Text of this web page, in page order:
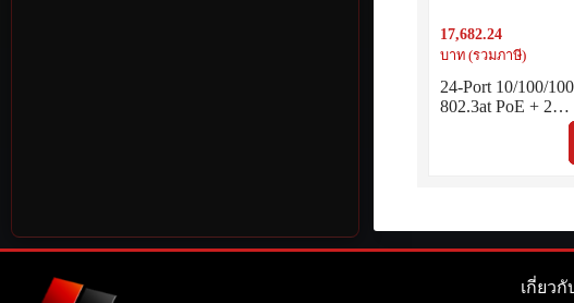
17,682.24
บาท (รวมภาษี)
24-Port 10/100/
802.3at PoE + 2…
เกี่ยวกั